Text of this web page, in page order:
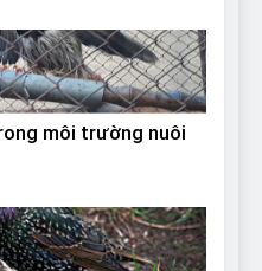
môi trường nuôi